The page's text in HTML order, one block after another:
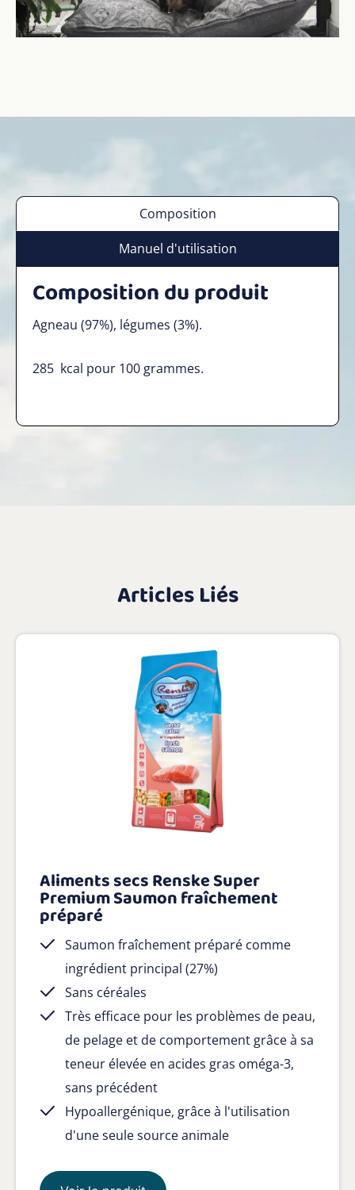
Composition
Manuel d'utilisation
Composition du produit
Agneau (97%), légumes (3%).
285 kcal pour 100 grammes.
Articles Liés
Aliments secs Renske Super
Premium Saumon fraîchement
préparé
Saumon fraîchement préparé comme
ingrédient principal (27%)
Sans céréales
Très efficace pour les problèmes de peau,
de pelage et de comportement grâce à sa
teneur élevée en acides gras oméga-3,
sans précédent
Hypoallergénique, grâce à l'utilisation
d'une seule source animale